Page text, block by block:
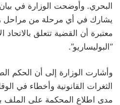
البحري. وأوضحت الوزارة في
يشارك في أي مرحلة من مراحل
معتبرة أن القضية تتعلق بالاتحاد
“البوليساريو”.
وأشارت الوزارة إلى أن الحكم
الثغرات القانونية وأخطاء في
مدى اطلاع المحكمة على